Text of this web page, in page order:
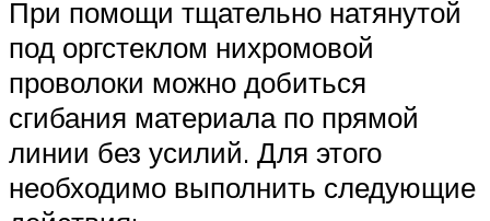
При помощи тщательно натянутой
под оргстеклом нихромовой
проволоки можно добиться
сгибания материала по прямой
линии без усилий. Для этого
необходимо выполнить следующие